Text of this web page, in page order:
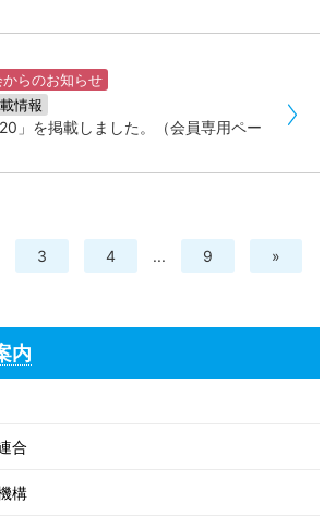
からのお知らせ
情報
」を掲載しました。（会員専用ペー
3 4 ... 9 »
内
合
構